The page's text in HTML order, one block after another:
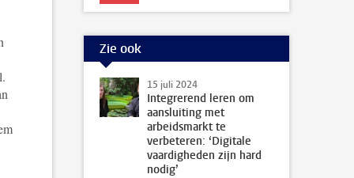
Zie ook
15 juli 2024
Integrerend leren om
aansluiting met
arbeidsmarkt te
verbeteren: ‘Digitale
vaardigheden zijn hard
nodig’